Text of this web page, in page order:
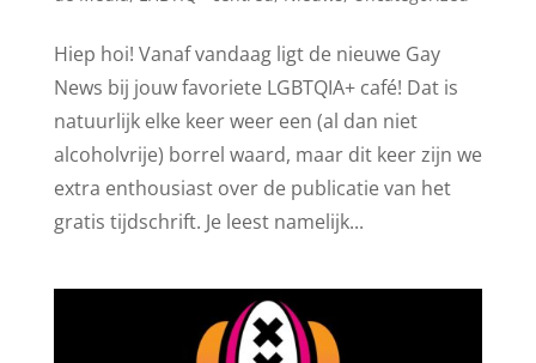
Hiep hoi! Vanaf vandaag ligt de nieuwe Gay
News bij jouw favoriete LGBTQIA+ café! Dat is
natuurlijk elke keer weer een (al dan niet
alcoholvrije) borrel waard, maar dit keer zijn we
extra enthousiast over de publicatie van het
gratis tijdschrift. Je leest namelijk...